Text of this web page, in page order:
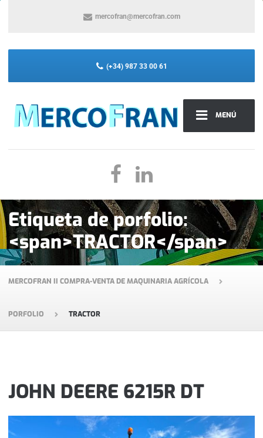
MENÚ
mercofran@mercofran.com
(+34) 987 33 00 61
Etiqueta de porfolio:
<span>TRACTOR</span>
MERCOFRAN II COMPRA-VENTA DE MAQUINARIA AGRÍCOLA
PORFOLIO TRACTOR
JOHN DEERE 6215R DT